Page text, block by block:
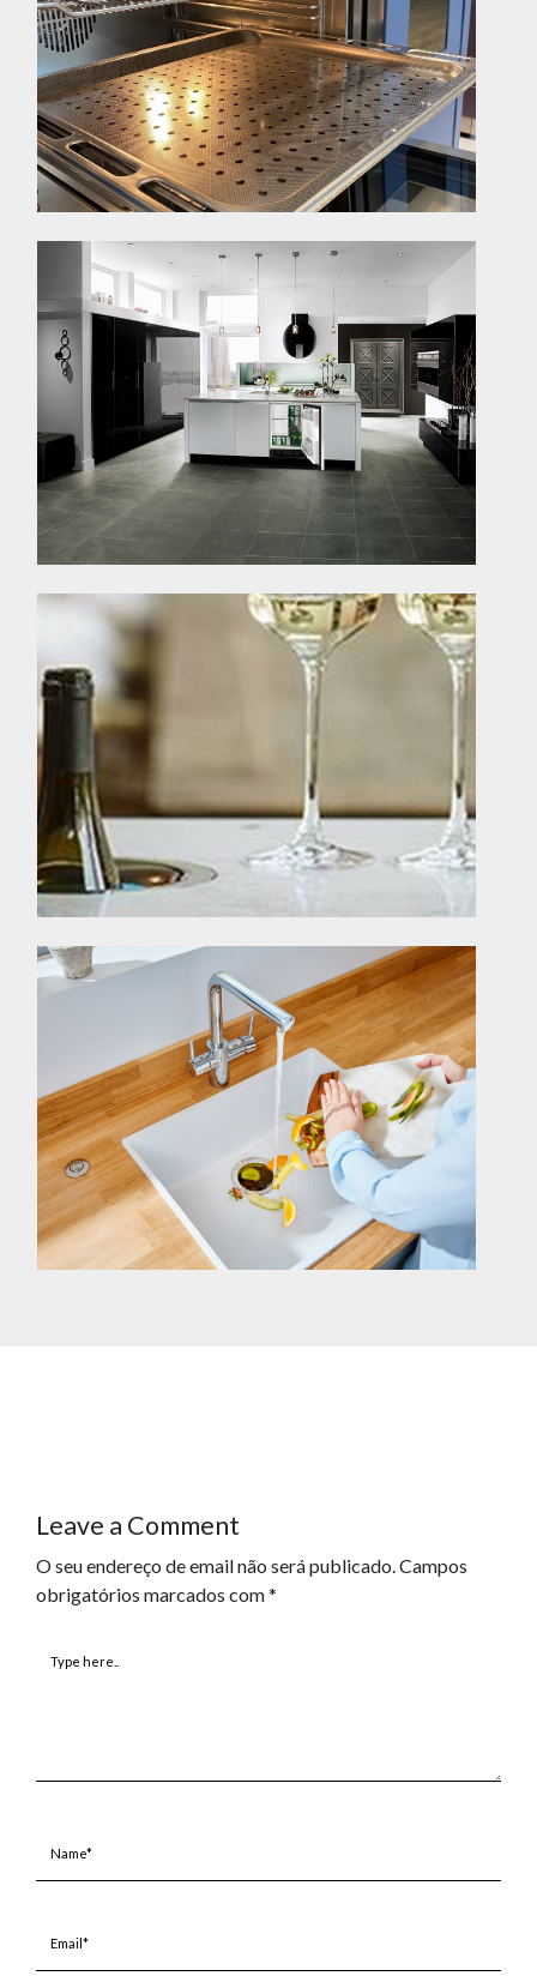
Leave a Comment
O seu endereço de email não será publicado.Campos
obrigatórios marcados com*